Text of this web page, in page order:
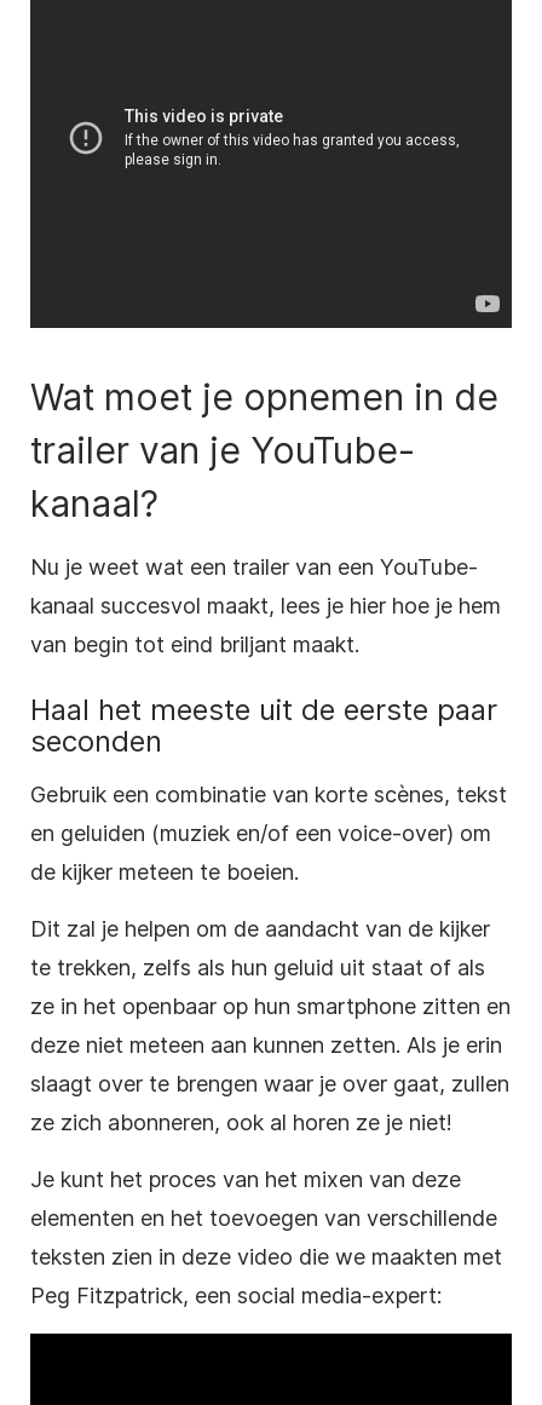
Wat moet je opnemen in de
trailer van je YouTube-
kanaal?
Nu je weet wat een trailer van een YouTube-
kanaal succesvol maakt, lees je hier hoe je hem
van begin tot eind briljant maakt.
Haal het meeste uit de eerste paar
seconden
Gebruik een combinatie van korte scènes, tekst
en geluiden (muziek en/of een voice-over) om
de kijker meteen te boeien.
Dit zal je helpen om de aandacht van de kijker
te trekken, zelfs als hun geluid uit staat of als
ze in het openbaar op hun smartphone zitten en
deze niet meteen aan kunnen zetten. Als je erin
slaagt over te brengen waar je over gaat, zullen
ze zich abonneren, ook al horen ze je niet!
Je kunt het proces van het mixen van deze
elementen en het toevoegen van verschillende
teksten zien in deze video die we maakten met
Peg Fitzpatrick, een social media-expert: